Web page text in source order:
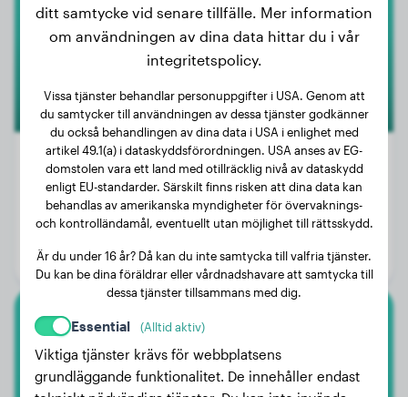
Vikt:
20 kg
Ålder:
3 år, 4 månader
Kön:
Hanhund
Toypudel
Sirloin Von Jocky's
ditt samtycke vid senare tillfälle. Mer information
om användningen av dina data hittar du i vår
integritetspolicy.
Vissa tjänster behandlar personuppgifter i USA. Genom att
du samtycker till användningen av dessa tjänster godkänner
du också behandlingen av dina data i USA i enlighet med
artikel 49.1(a) i dataskyddsförordningen. USA anses av EG-
domstolen vara ett land med otillräcklig nivå av dataskydd
enligt EU-standarder. Särskilt finns risken att dina data kan
behandlas av amerikanska myndigheter för övervaknings-
och kontrolländamål, eventuellt utan möjlighet till rättsskydd.
Är du under 16 år? Då kan du inte samtycka till valfria tjänster.
Du kan be dina föräldrar eller vårdnadshavare att samtycka till
dessa tjänster tillsammans med dig.
Essential (Alltid aktiv)
Viktiga tjänster krävs för webbplatsens
grundläggande funktionalitet. De innehåller endast